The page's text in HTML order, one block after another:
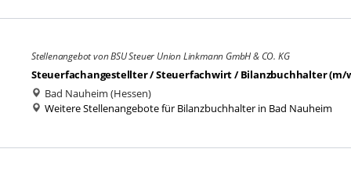
Stellenangebot von BSU Steuer Union Linkmann GmbH & CO. KG
Steuerfachangestellter / Steuerfachwirt / Bilanzbuchhalter (m/
Bad Nauheim (Hessen)
Weitere Stellenangebote für Bilanzbuchhalter in Bad Nauheim